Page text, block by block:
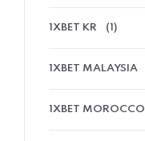
1XBET KR (1)
1XBET MALAYSIA
1XBET MOROCCO